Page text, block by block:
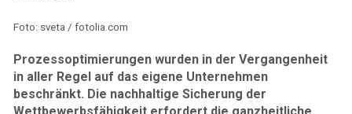
Foto: sveta / fotolia.com
Prozessoptimierungen wurden in der Vergangenheit
in aller Regel auf das eigene Unternehmen
beschränkt. Die nachhaltige Sicherung der